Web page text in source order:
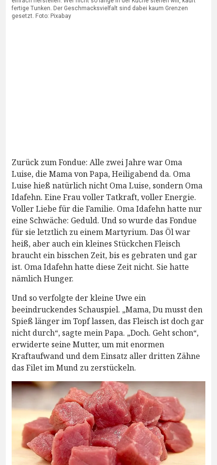
fertige Tunken. Der Geschmacksvielfalt sind dabei kaum Grenzen
gesetzt. Foto: Pixabay
Zurück zum Fondue: Alle zwei Jahre war Oma
Luise, die Mama von Papa, Heiligabend da. Oma
Luise hieß natürlich nicht Oma Luise, sondern Oma
Idafehn. Eine Frau voller Tatkraft, voller Energie.
Voller Liebe für die Familie. Oma Idafehn hatte nur
eine Schwäche: Geduld. Und so wurde das Fondue
für sie letztlich zu einem Martyrium. Das Öl war
heiß, aber auch ein kleines Stückchen Fleisch
braucht ein bisschen Zeit, bis es gebraten und gar
ist. Oma Idafehn hatte diese Zeit nicht. Sie hatte
nämlich Hunger.
Und so verfolgte der kleine Uwe ein
beeindruckendes Schauspiel. „Mama, Du musst den
Spieß länger im Topf lassen, das Fleisch ist doch gar
nicht durch“, sagte mein Papa. „Doch. Geht schon“,
erwiderte seine Mutter, um mit enormen
Kraftaufwand und dem Einsatz aller dritten Zähne
das Filet im Mund zu zerstückeln.